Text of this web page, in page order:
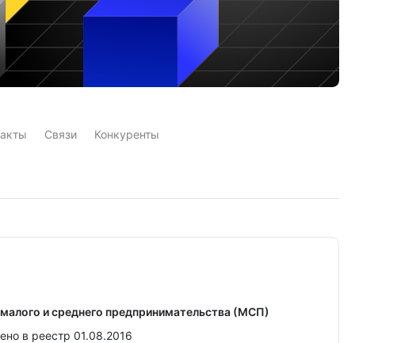
Связи Конкуренты
и среднего предпринимательства (МСП)
в реестр 01.08.2016